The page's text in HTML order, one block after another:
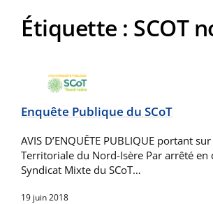
Étiquette : SCOT
Enquête Publique du SCoT
AVIS D’ENQUÊTE PUBLIQUE portant
Territoriale du Nord-Isère Par arrêté
Syndicat Mixte du SCoT…
19 juin 2018